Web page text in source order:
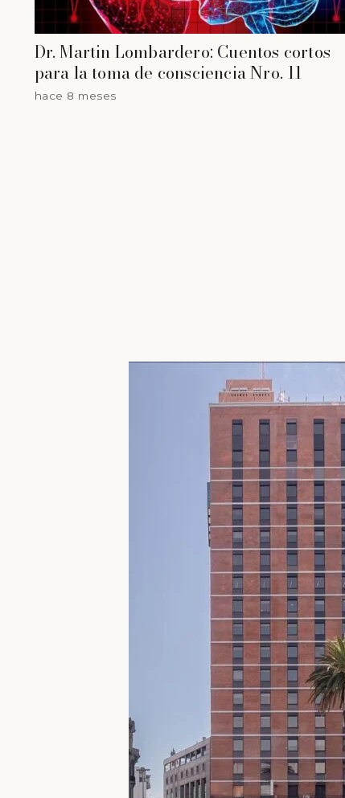
Dr. Martin Lombardero: Cuentos cortos
para la toma de consciencia Nro. 11
hace 8 meses